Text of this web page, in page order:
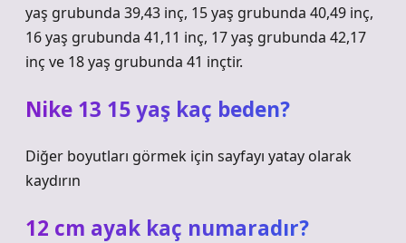
yaş grubunda 39,43 inç, 15 yaş grubunda 40,49 inç,
16 yaş grubunda 41,11 inç, 17 yaş grubunda 42,17
inç ve 18 yaş grubunda 41 inçtir.
Nike 13 15 yaş kaç beden?
Diğer boyutları görmek için sayfayı yatay olarak
kaydırın
12 cm ayak kaç numaradır?